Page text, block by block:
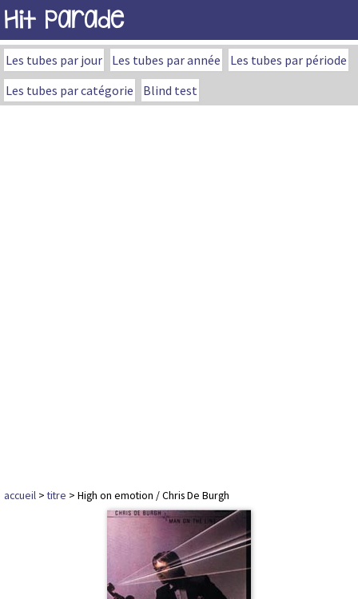
Hit Parade
Les tubes par jour Les tubes par année
Les tubes par période
Les tubes par catégorie
Blind test
accueil >titre > High on emotion / Chris De Burgh